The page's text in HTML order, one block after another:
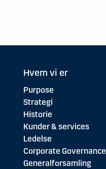
Hvem vi er
Purpose
Strategi
Historie
Kunder & services
Ledelse
Corporate Governance
Generalforsamling